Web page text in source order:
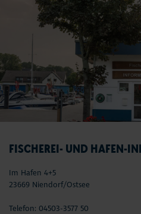
FISCHEREI- UND HAFEN-
Im Hafen 4+5
23669 Niendorf/Ostsee
Telefon: 04503-3577 50